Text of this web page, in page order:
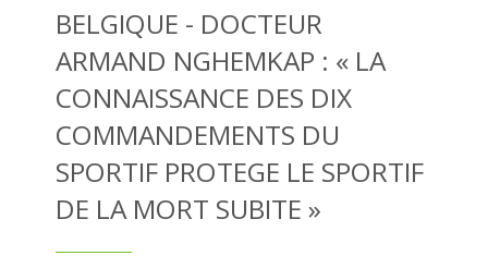
BELGIQUE - DOCTEUR
ARMAND NGHEMKAP : « LA
CONNAISSANCE DES DIX
COMMANDEMENTS DU
SPORTIF PROTEGE LE SPORTIF
DE LA MORT SUBITE »